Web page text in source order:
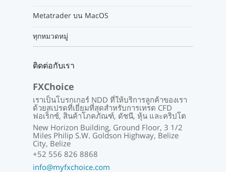
Metatrader บน MacOS
ทุกหมวดหมู่
ติดต่อกับเรา
FXChoice
เราเป็นโบรกเกอร์ NDD ที่ให้บริการลูกค้าของเรา
ด้วยสเปรดที่เยี่ยมที่สุดสำหรับการเทรด CFD
ฟอเร็กซ์, สินค้าโภคภัณฑ์, ดัชนี, หุ้น และคริปโต
New Horizon Building, Ground Floor, 3 1/2
Miles Philip S.W. Goldson Highway, Belize
City, Belize
+52 556 826 8868
info@myfxchoice.com